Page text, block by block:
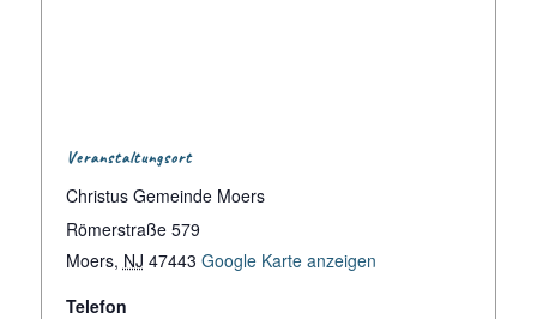
Veranstaltungsort
Christus Gemeinde Moers
Römerstraße 579
Moers, NJ 47443 Google Karte anzeigen
Telefon